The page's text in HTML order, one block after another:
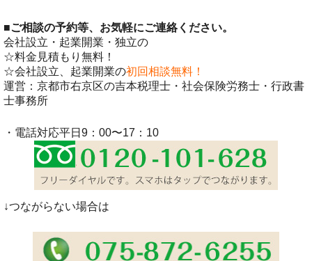
■ご相談の予約等、お気軽にご連絡ください。
会社設立・起業開業・独立の
☆料金見積もり無料！
☆会社設立、起業開業の初回相談無料！
運営：京都市右京区の吉本税理士・社会保険労務士・行政書
士事務所
・電話対応平日9：00〜17：10
↓つながらない場合は